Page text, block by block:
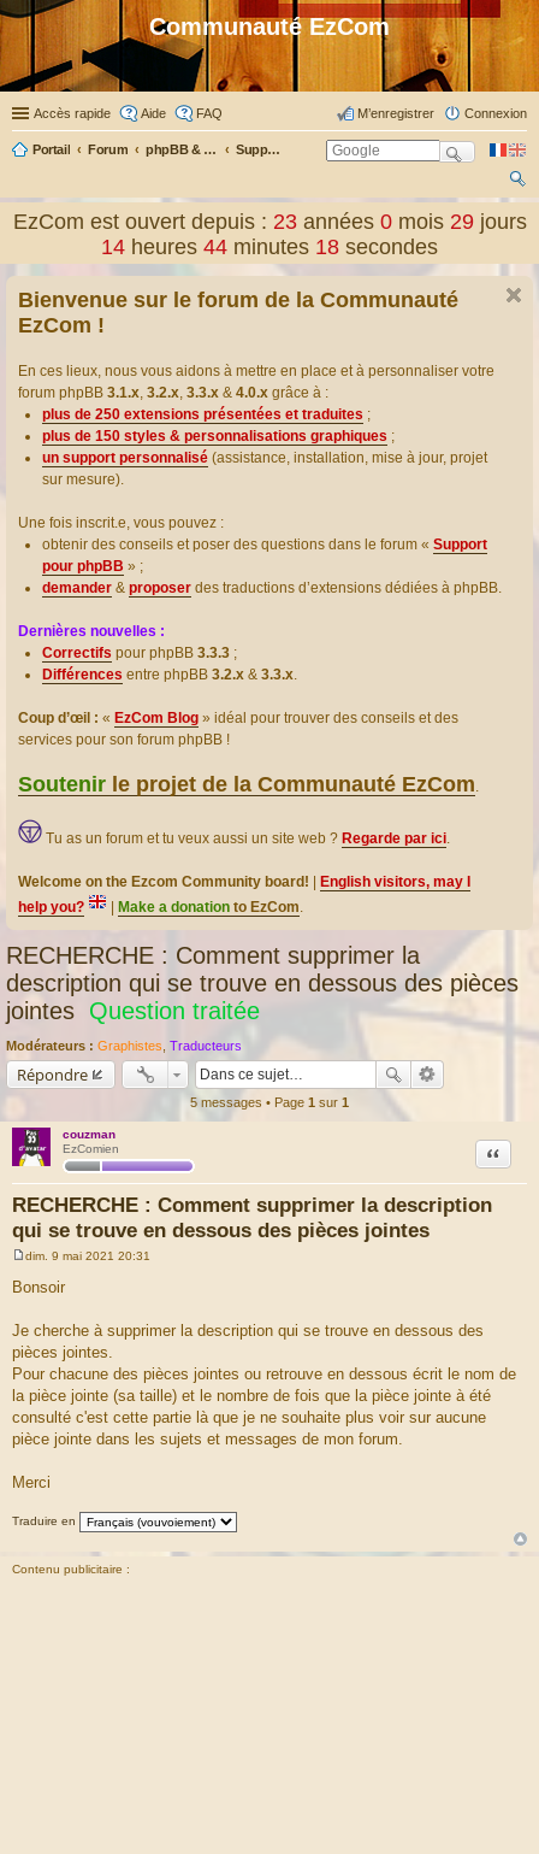
Communauté EzCom
Accès rapide Aide FAQ Connexion
M’enregistrer
Portail Forum phpBB & Co Support pour phpBB
ch
er
EzCom est ouvert depuis : 23 années0 mois29 jours
14 heures 44 minutes 19 secondes
Bienvenue sur le forum de la Communauté
EzCom !
En ces lieux, nous vous aidons à mettre en place et à personnaliser votre
forum phpBB 3.1.x, 3.2.x, 3.3.x & 4.0.x grâce à :
plus de 250 extensions présentées et traduites ;
plus de 150 styles & personnalisations graphiques ;
un support personnalisé (assistance, installation, mise à jour, projet
sur mesure).
Une fois inscrit.e, vous pouvez :
obtenir des conseils et poser des questions dans le forum « Support
pour phpBB » ;
demander & proposer des traductions d’extensions dédiées à phpBB.
Dernières nouvelles :
Correctifs pour phpBB 3.3.3 ;
Différences entre phpBB 3.2.x & 3.3.x.
Coup d’œil : « EzCom Blog » idéal pour trouver des conseils et des
services pour son forum phpBB !
Soutenir le projet de la Communauté EzCom.
Tu as un forum et tu veux aussi un site web ? Regarde par ici.
Welcome on the Ezcom Community board!
English visitors, may I
help you?
Make a donation to EzCom.
RECHERCHE : Comment supprimer la
description qui se trouve en dessous des pièces
jointes Question traitée
Modérateurs : Graphistes Traducteurs
Répondre
5 messages • Page 1 sur 1
couzman
EzComien
RECHERCHE : Comment supprimer la description
qui se trouve en dessous des pièces jointes
Citation
s
g
e
dim. 9 mai 2021 20:31
Bonsoir
Je cherche à supprimer la description qui se trouve en dessous des
pièces jointes.
Pour chacune des pièces jointes ou retrouve en dessous écrit le nom de
la pièce jointe (sa taille) et le nombre de fois que la pièce jointe à été
consulté c'est cette partie là que je ne souhaite plus voir sur aucune
pièce jointe dans les sujets et messages de mon forum.
Merci
Traduire en
Contenu publicitaire :